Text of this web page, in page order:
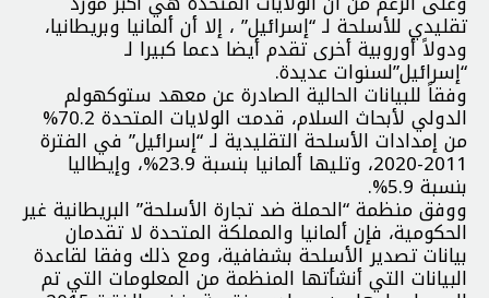
تقليدي للأسلحة لـ “إسرائيل” ، إلا أن ألمانيا وبريطانيا،
ودولاً أوروبية أخرى تقدم أيضا دعما كبيرا لـ
“إسرائيل”لسنوات عديدة.
وفقاً للبيانات الحالية الصادرة عن معهد ستوكهولم
الدولي لأبحاث السلام، قدمت الولايات المتحدة 70.2%
من إمدادات الأسلحة التقليدية لـ “إسرائيل” في الفترة
2011-2020، وتليها ألمانيا بنسبة 23.9%، وإيطاليا
بنسبة 5.9%.
ووفق منظمة “الحملة ضد تجارة الأسلحة” البريطانية غير
الحكومية، فإن ألمانيا والمملكة المتحدة لا تقدمان
بيانات تصدير الأسلحة بشفافية، ومع ذلك وفقا لقاعدة
البيانات التي أنشأتها المنظمة من المعلومات التي تم